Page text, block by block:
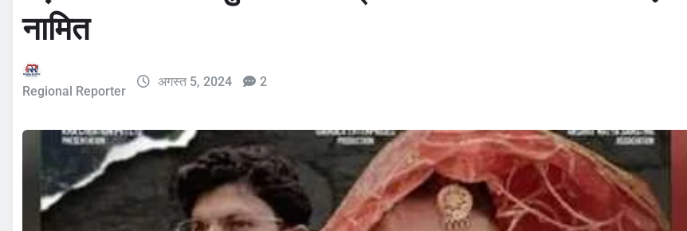
नामित
Regional Reporter
अगस्त 5, 2024 2